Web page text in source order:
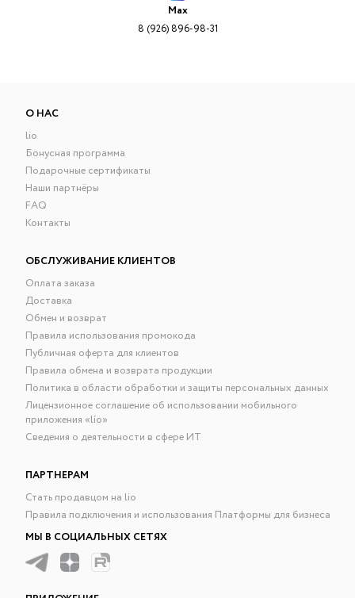
Max
8 (926) 896-98-31
О НАС
lio
Бонусная программа
Подарочные сертификаты
Наши партнёры
FAQ
Контакты
ОБСЛУЖИВАНИЕ КЛИЕНТОВ
Оплата заказа
Доставка
Обмен и возврат
Правила использования промокода
Публичная оферта для клиентов
Правила обмена и возврата продукции
Политика в области обработки и защиты персональных данных
Лицензионное соглашение об использовании мобильного
приложения «lío»
Сведения о деятельности в сфере ИТ
ПАРТНЕРАМ
Стать продавцом на lio
Правила подключения и использования Платформы для бизнеса
МЫ В СОЦИАЛЬНЫХ СЕТЯХ